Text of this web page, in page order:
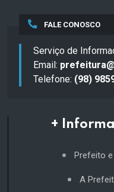
FALE CONOSCO
Serviço de
Email:
Telefone: (98)
+
Prefeito
A